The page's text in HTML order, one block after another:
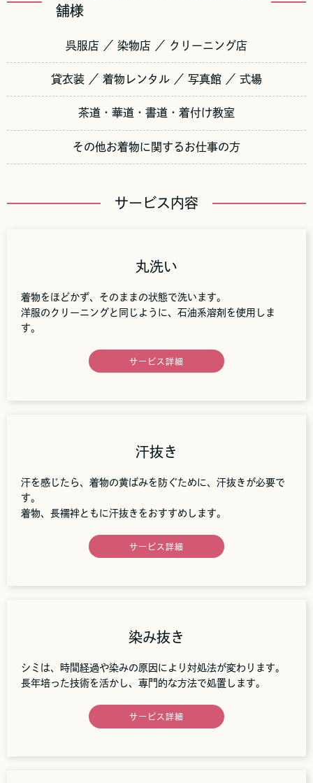
舗様
呉服店 ／ 染物店 ／ クリーニング店
貸衣装 ／ 着物レンタル ／ 写真館 ／ 式場
茶道・華道・書道・着付け教室
その他お着物に関するお仕事の方
サービス内容
丸洗い
着物をほどかず、そのままの状態で洗います。
洋服のクリーニングと同じように、石油系溶剤を使用しま
す。
サービス詳細
汗抜き
汗を感じたら、着物の黄ばみを防ぐために、汗抜きが必要で
す。
着物、長襦袢ともに汗抜きをおすすめします。
サービス詳細
染み抜き
シミは、時間経過や染みの原因により対処法が変わります。
長年培った技術を活かし、専門的な方法で処置します。
サービス詳細